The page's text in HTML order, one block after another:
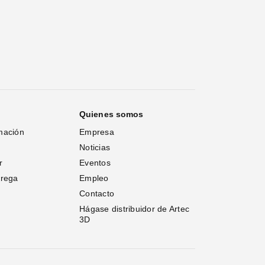
Quienes somos
Empresa
Noticias
Eventos
Empleo
Contacto
Hágase distribuidor de Artec
3D